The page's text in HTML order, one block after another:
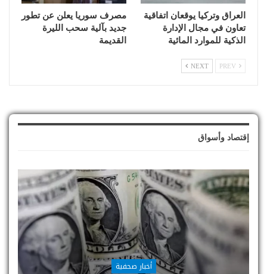
العراق وتركيا يوقعان اتفاقية
تعاون في مجال الإدارة
الذكية للموارد المائية
مصرف سوريا يعلن عن تطور
جديد بآلية سحب الليرة
القديمة
NEXT
إقتصاد وأسواق
أخبار صحفية